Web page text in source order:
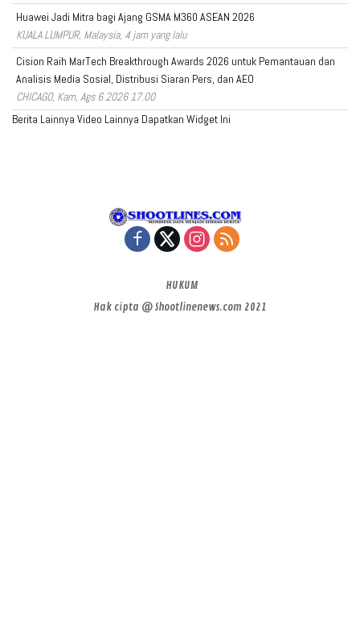
Huawei Jadi Mitra bagi Ajang GSMA M360 ASEAN 2026
KUALA LUMPUR, Malaysia, 4 jam yang lalu
Cision Raih MarTech Breakthrough Awards 2026 untuk Pemantauan dan
Analisis Media Sosial, Distribusi Siaran Pers, dan AEO
CHICAGO, Kam, Ags 6 2026 17.00
Berita Lainnya Video Lainnya Dapatkan Widget Ini
HUKUM
Hak cipta @ Shootlinenews.com 2021